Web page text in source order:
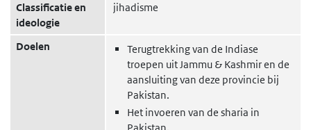
Classificatie en
ideologie
jihadisme
Doelen
Terugtrekking van de Indiase
troepen uit Jammu & Kashmir en de
aansluiting van deze provincie bij
Pakistan.
Het invoeren van de sharia in